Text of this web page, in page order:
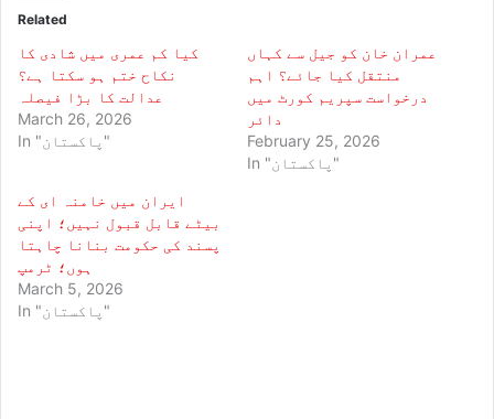
Related
کیا کم عمری میں شادی کا
نکاح ختم ہو سکتا ہے؟
عدالت کا بڑا فیصلہ
March 26, 2026
In "پاکستان"
عمران خان کو جیل سے کہاں
منتقل کیا جائے؟ اہم
درخواست سپریم کورٹ میں
دائر
February 25, 2026
In "پاکستان"
ایران میں خامنہ ای کے
بیٹے قابل قبول نہیں؛ اپنی
پسند کی حکومت بنانا چاہتا
ہوں؛ ٹرمپ
March 5, 2026
In "پاکستان"